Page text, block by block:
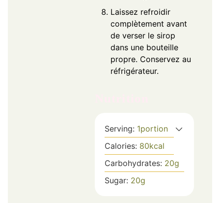
Laissez refroidir
complètement avant
de verser le sirop
dans une bouteille
propre. Conservez au
réfrigérateur.
Serving: 1portion
Calories: 80kcal
Carbohydrates: 20g
Sugar: 20g